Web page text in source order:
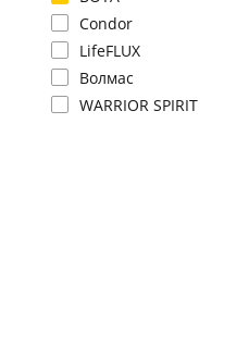
Condor
LifeFLUX
Волмас
WARRIOR SPIRIT